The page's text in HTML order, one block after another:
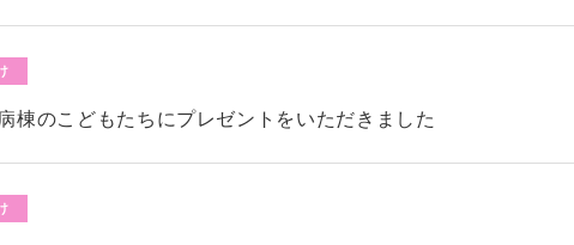
棟のこどもたちにプレゼントをいただきました